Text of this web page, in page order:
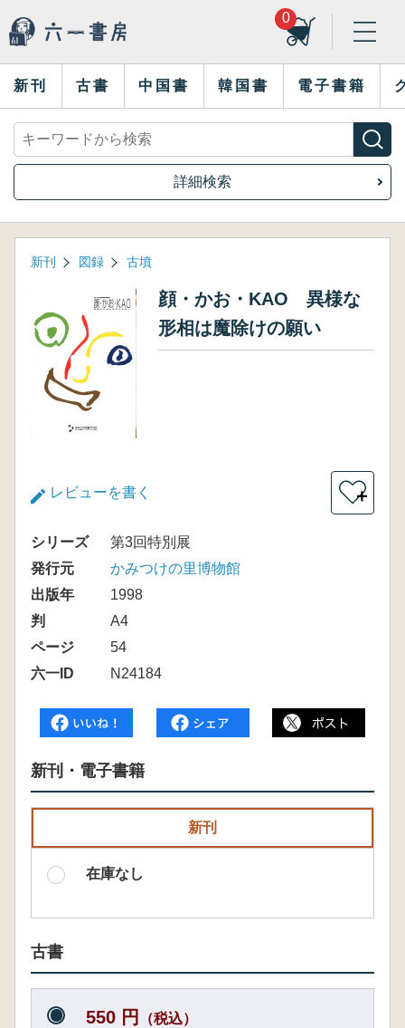
0
新刊 古書 中国書 韓国書 電子書籍
詳細検索
新刊 図録 古墳
顔・かお・KAO 異様な
形相は魔除けの願い
レビューを書く ＋
シリーズ
第3回特別展
発行元
かみつけの里博物館
出版年
1998
判
A4
ページ
54
六一ID
N24184
新刊・電子書籍
新刊
在庫なし
古書
550 円 （税込）